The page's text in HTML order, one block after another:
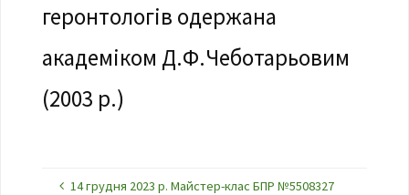
геронтологів одержана
академіком Д.Ф.Чеботарьовим
(2003 р.)
14 грудня 2023 р. Майстер-клас БПР №5508327